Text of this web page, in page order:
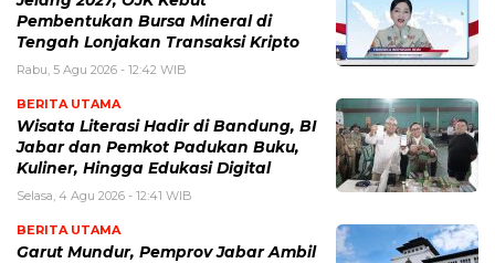
Pembentukan Bursa Mineral di
Tengah Lonjakan Transaksi Kripto
Rabu, 5 Agu 2026 - 12:42 WIB
BERITA UTAMA
Wisata Literasi Hadir di Bandung, BI
Jabar dan Pemkot Padukan Buku,
Kuliner, Hingga Edukasi Digital
Selasa, 4 Agu 2026 - 12:41 WIB
BERITA UTAMA
Garut Mundur, Pemprov Jabar Ambil